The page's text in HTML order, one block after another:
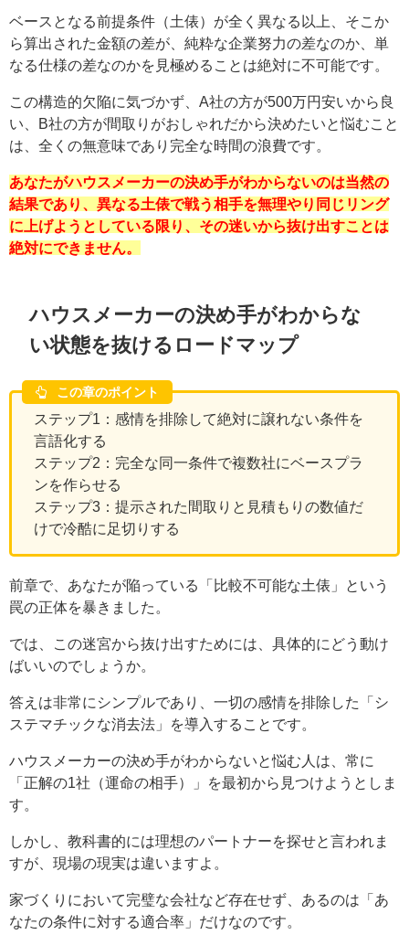
ベースとなる前提条件（土俵）が全く異なる以上、そこか
ら算出された金額の差が、純粋な企業努力の差なのか、単
なる仕様の差なのかを見極めることは絶対に不可能です。
この構造的欠陥に気づかず、A社の方が500万円安いから良
い、B社の方が間取りがおしゃれだから決めたいと悩むこと
は、全くの無意味であり完全な時間の浪費です。
あなたがハウスメーカーの決め手がわからないのは当然の
結果であり、異なる土俵で戦う相手を無理やり同じリング
に上げようとしている限り、その迷いから抜け出すことは
絶対にできません。
ハウスメーカーの決め手がわからな
い状態を抜けるロードマップ
この章のポイント
ステップ1：感情を排除して絶対に譲れない条件を
言語化する
ステップ2：完全な同一条件で複数社にベースプラ
ンを作らせる
ステップ3：提示された間取りと見積もりの数値だ
けで冷酷に足切りする
前章で、あなたが陥っている「比較不可能な土俵」という
罠の正体を暴きました。
では、この迷宮から抜け出すためには、具体的にどう動け
ばいいのでしょうか。
答えは非常にシンプルであり、一切の感情を排除した「シ
ステマチックな消去法」を導入することです。
ハウスメーカーの決め手がわからないと悩む人は、常に
「正解の1社（運命の相手）」を最初から見つけようとしま
す。
しかし、教科書的には理想のパートナーを探せと言われま
すが、現場の現実は違いますよ。
家づくりにおいて完璧な会社など存在せず、あるのは「あ
なたの条件に対する適合率」だけなのです。